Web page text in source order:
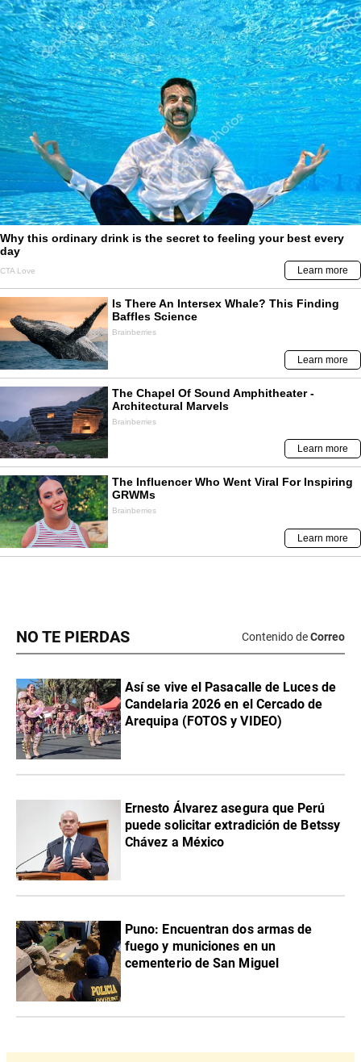
NO TE PIERDAS Contenido deCorreo
Así se vive el Pasacalle de Luces de
Candelaria 2026 en el Cercado de
Arequipa (FOTOS y VIDEO)
Ernesto Álvarez asegura que Perú
puede solicitar extradición de Betssy
Chávez a México
Puno: Encuentran dos armas de
fuego y municiones en un
cementerio de San Miguel